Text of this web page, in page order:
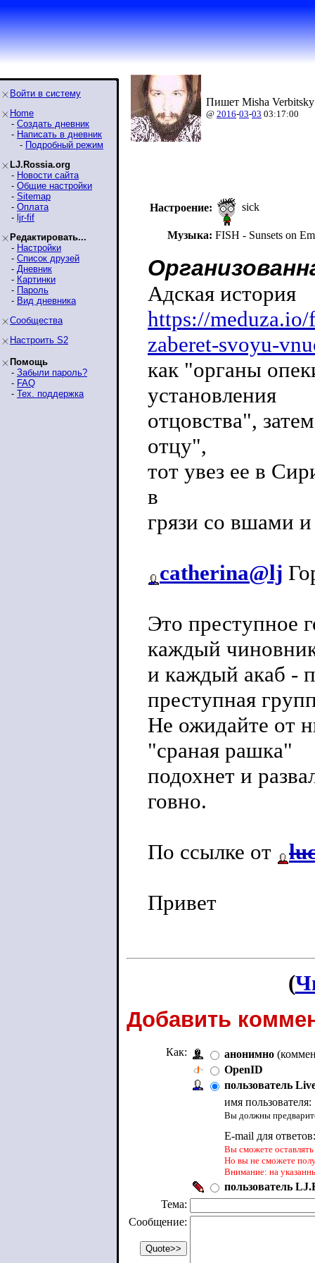
Войти в систему
Home
- Создать дневник
- Написать в дневник
- Подробный режим
LJ.Rossia.org
- Новости сайта
- Общие настройки
- Sitemap
- Оплата
- ljr-fif
Редактировать...
- Настройки
- Список друзей
- Дневник
- Картинки
- Пароль
- Вид дневника
Сообщества
Настроить S2
Помощь
- Забыли пароль?
- FAQ
- Тех. поддержка
Пишет Misha
@ 2016-03-03 03:17:00
Настроение: sick
Музыка: FISH - Sunsets on
Адская история
https://
zaberet-svoyu-
как "органы
установления
отцовства",
отцу",
тот увез ее в
в
грязи со вшами
catherina@lj
Это преступное
каждый
и каждый акаб -
преступная
Не ожидайте от
"сраная рашка"
подохнет и
говно.
По ссылке от
Привет
(
Добавить
Как: анонимно
OpenID
пользователь
имя пользователя:
Вы должны
E-mail для
Вы сможете
Но вы не сможете
Внимание: на
пользователь
Тема:
Сообщение: